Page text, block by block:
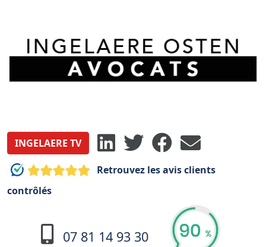
INGELAERE TV
Retrouvez les avis clients
contrôlés
07 81 14 93 30